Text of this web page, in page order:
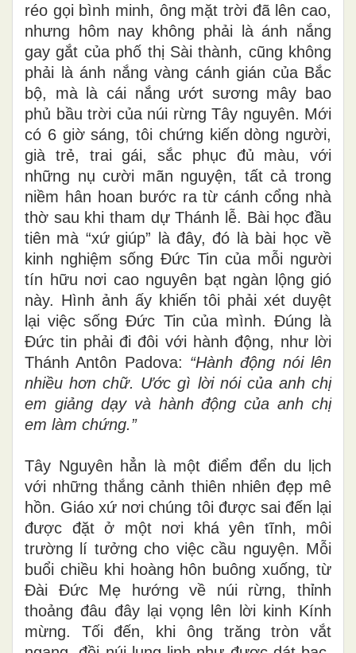
réo gọi bình minh, ông mặt trời đã lên cao,
nhưng hôm nay không phải là ánh nắng
gay gắt của phố thị Sài thành, cũng không
phải là ánh nắng vàng cánh gián của Bắc
bộ, mà là cái nắng ướt sương mây bao
phủ bầu trời của núi rừng Tây nguyên. Mới
có 6 giờ sáng, tôi chứng kiến dòng người,
già trẻ, trai gái, sắc phục đủ màu, với
những nụ cười mãn nguyện, tất cả trong
niềm hân hoan bước ra từ cánh cổng nhà
thờ sau khi tham dự Thánh lễ. Bài học đầu
tiên mà “xứ giúp” là đây, đó là bài học về
kinh nghiệm sống Đức Tin của mỗi người
tín hữu nơi cao nguyên bạt ngàn lộng gió
này. Hình ảnh ấy khiến tôi phải xét duyệt
lại việc sống Đức Tin của mình. Đúng là
Đức tin phải đi đôi với hành động, như lời
Thánh Antôn Padova: “Hành động nói lên
nhiều hơn chữ. Ước gì lời nói của anh chị
em giảng dạy và hành động của anh chị
em làm chứng.”
Tây Nguyên hẳn là một điểm đển du lịch
với những thắng cảnh thiên nhiên đẹp mê
hồn. Giáo xứ nơi chúng tôi được sai đến lại
được đặt ở một nơi khá yên tĩnh, môi
trường lí tưởng cho việc cầu nguyện. Mỗi
buổi chiều khi hoàng hôn buông xuống, từ
Đài Đức Mẹ hướng về núi rừng, thỉnh
thoảng đâu đây lại vọng lên lời kinh Kính
mừng. Tối đến, khi ông trăng tròn vắt